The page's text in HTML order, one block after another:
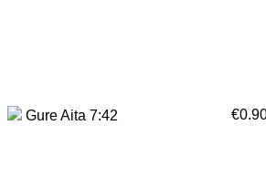
Gure Aita 7:42